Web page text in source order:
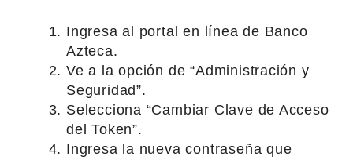
Ingresa al portal en línea de Banco
Azteca.
Ve a la opción de “Administración y
Seguridad”.
Selecciona “Cambiar Clave de Acceso
del Token”.
Ingresa la nueva contraseña que